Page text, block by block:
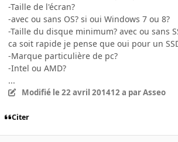
-Taille de l'écran?
-avec ou sans OS? si oui Windows 7 ou 8?
-Taille du disque minimum? avec ou sans
ca soit rapide je pense que oui pour un
-Marque particulière de pc?
-Intel ou AMD?
...
Modifié le 22 avril 201412 a par Asseo
Citer